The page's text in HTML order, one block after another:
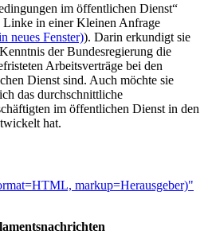
im öffentlichen Dienst“
in einer Kleinen Anfrage
neues Fenster)). Darin erkundigt sie
der Bundesregierung die
Arbeitsverträge bei den
Dienst sind. Auch möchte sie
das durchschnittliche
im öffentlichen Dienst in den
hat.
markup=Herausgeber)"